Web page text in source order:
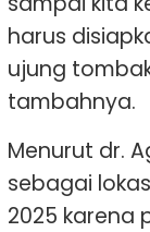
harus
ujung
tambahnya.
Menurut dr.
sebagai
2025 karena